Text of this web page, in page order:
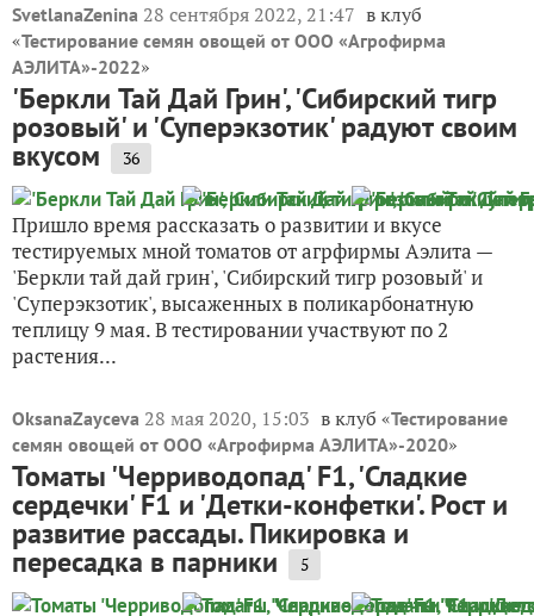
SvetlanaZenina 28 сентября 2022, 21:47 в клуб
«Тестирование семян овощей от ООО «Агрофирма
АЭЛИТА»-2022»
'Беркли Тай Дай Грин', 'Сибирский тигр
розовый' и 'Суперэкзотик' радуют своим
вкусом 36
Пришло время рассказать о развитии и вкусе
тестируемых мной томатов от агрфирмы Аэлита —
'Беркли тай дай грин', 'Сибирский тигр розовый' и
'Суперэкзотик', высаженных в поликарбонатную
теплицу 9 мая. В тестировании участвуют по 2
растения...
OksanaZayceva 28 мая 2020, 15:03 в клуб «Тестирование
семян овощей от ООО «Агрофирма АЭЛИТА»-2020»
Томаты 'Черриводопад' F1, 'Сладкие
сердечки' F1 и 'Детки-конфетки'. Рост и
развитие рассады. Пикировка и
пересадка в парники 5